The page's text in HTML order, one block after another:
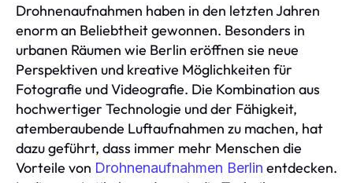
Drohnenaufnahmen haben in den letzten Jahren
enorm an Beliebtheit gewonnen. Besonders in
urbanen Räumen wie Berlin eröffnen sie neue
Perspektiven und kreative Möglichkeiten für
Fotografie und Videografie. Die Kombination aus
hochwertiger Technologie und der Fähigkeit,
atemberaubende Luftaufnahmen zu machen, hat
dazu geführt, dass immer mehr Menschen die
Vorteile von Drohnenaufnahmen Berlin entdecken.